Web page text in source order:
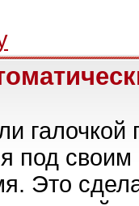
галочкой
под
Это